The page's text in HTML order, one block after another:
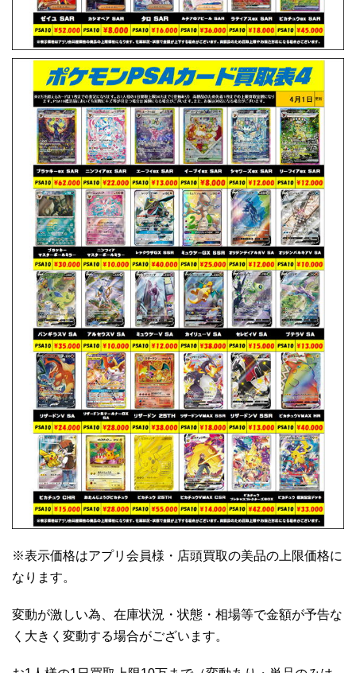
※表示価格はアプリ会員様・店頭買取の美品の上限価格に
なります。
変動が激しい為、在庫状況・状態・相場等で金額が予告な
く大きく変動する場合がございます。